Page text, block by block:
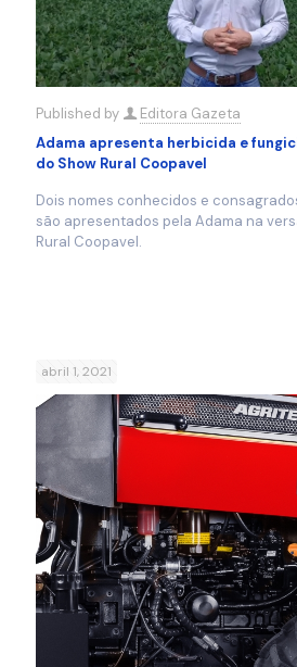
Published by
Editora Gazeta
Adama apresenta herbicida e
do Show Rural Coopavel
Dois nomes conhecidos e
são apresentados pela Adama na
Rural Coopavel.
abril 1, 2021